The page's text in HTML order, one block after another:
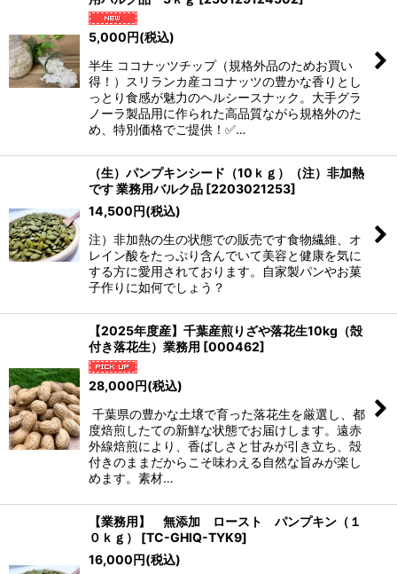
5,000 円(税込)
半生 ココナッツチップ（規格外品のためお買い
得！）スリランカ産ココナッツの豊かな香りとし
っとり食感が魅力のヘルシースナック。大手グラ
ノーラ製品用に作られた高品質ながら規格外のた
め、特別価格でご提供！✅…
（生）パンプキンシード（10ｋｇ）（注）非加熱
です 業務用バルク品 [2203021253]
14,500 円(税込)
注）非加熱の生の状態での販売です食物繊維、オ
レイン酸をたっぷり含んでいて美容と健康を気に
する方に愛用されております。自家製パンやお菓
子作りに如何でしょう？
【2025年度産】千葉産煎りざや落花生10kg（殻
付き落花生）業務用 [000462]
28,000円(税込)
千葉県の豊かな土壌で育った落花生を厳選し、都
度焙煎したての新鮮な状態でお届けします。遠赤
外線焙煎により、香ばしさと甘みが引き立ち、殻
付きのままだからこそ味わえる自然な旨みが楽し
めます。素材…
【業務用】 無添加 ロースト パンプキン（１
０ｋｇ）
[TC-GHIQ-TYK9]
16,000円(税込)